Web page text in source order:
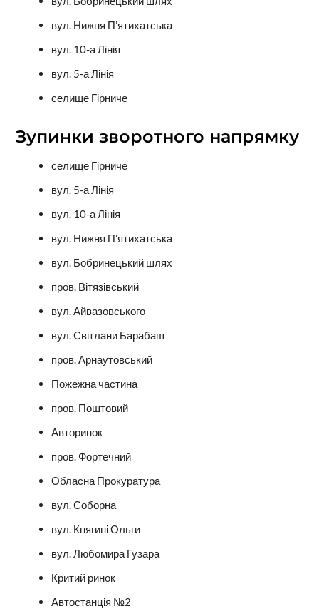
вул. Нижня П’ятихатська
вул. 10-а Лінія
вул. 5-а Лінія
селище Гірниче
Зупинки зворотного напрямку
селище Гірниче
вул. 5-а Лінія
вул. 10-а Лінія
вул. Нижня П’ятихатська
вул. Бобринецький шлях
пров. Вітязівський
вул. Айвазовського
вул. Світлани Барабаш
пров. Арнаутовський
Пожежна частина
пров. Поштовий
Авторинок
пров. Фортечний
Обласна Прокуратура
вул. Соборна
вул. Княгині Ольги
вул. Любомира Гузара
Критий ринок
Автостанція №2